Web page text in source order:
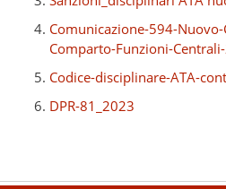
Comunicazione-594-
Comparto-Funzioni-
Codice-disciplinare-ATA-
DPR-81_2023